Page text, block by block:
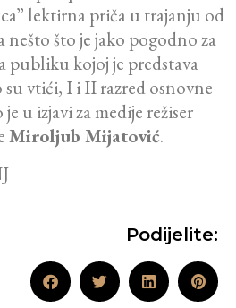
lektirna priča u trajanju od
nešto što je jako pogodno za
publiku kojoj je predstava
su vtići, I i II razred osnovne
u izjavi za medije režiser
Miroljub Mijatović.
Podijelite: